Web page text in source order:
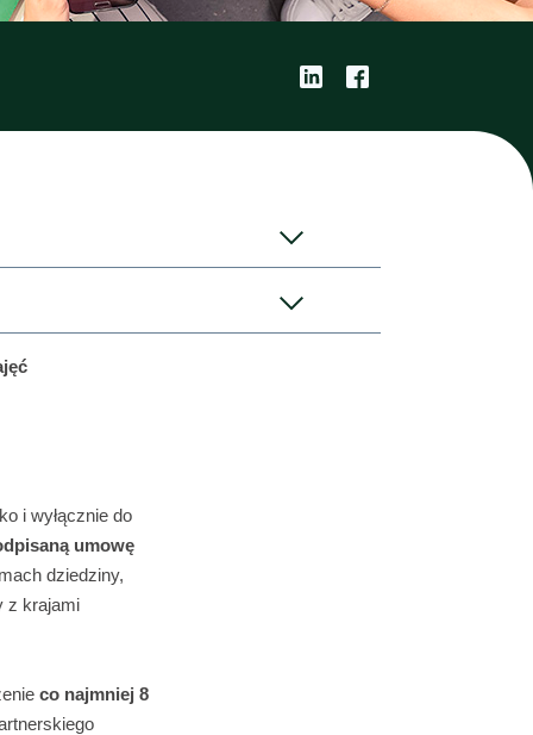
Mobility for Teaching)
zaangażowanie
i wyłącznie do
umowę
dziedziny,
z krajami
co najmniej 8